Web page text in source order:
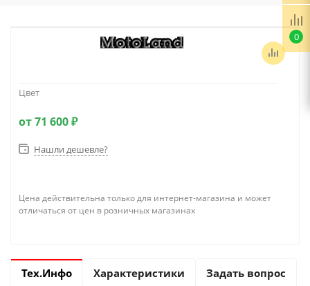
Цвет
от71 600 ₽
Нашли дешевле?
Цена действительна только для интернет-магазина и может
отличаться от цен в розничных магазинах
Тех.Инфо Характеристики Задать вопрос
0